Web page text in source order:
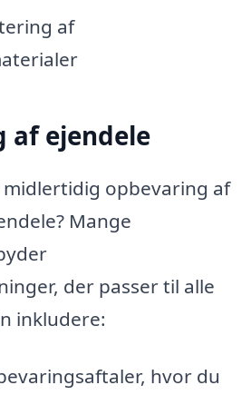
af
af ejendele
opbevaring af
Mange
der passer til alle
inkludere:
hvor du